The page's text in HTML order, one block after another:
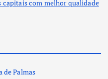
capitais com melhor qualidade
de Palmas